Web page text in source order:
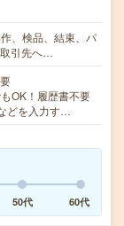
、検品、結束、パ
引先へ…
OK！履歴書不要
どを入力す…
50代 60代